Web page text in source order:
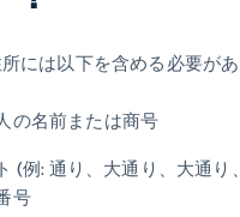
には以下を含める必要があ
の名前または商号
(例: 通り、大通り、大通り
号